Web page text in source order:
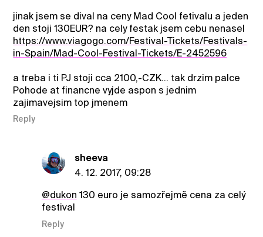
jinak jsem se dival na ceny Mad Cool fetivalu a jeden
den stoji 130EUR? na cely festak jsem cebu nenasel
https://www.viagogo.com/Festival-Tickets/Festivals-
in-Spain/Mad-Cool-Festival-Tickets/E-2452596
a treba i ti PJ stoji cca 2100,-CZK... tak drzim palce
Pohode at financne vyjde aspon s jednim
zajimavejsim top jmenem
Reply
sheeva
4. 12. 2017, 09:28
@dukon 130 euro je samozřejmě cena za celý
festival
Reply